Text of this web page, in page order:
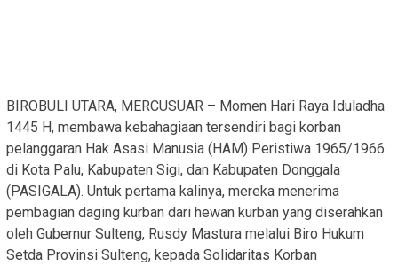
BIROBULI UTARA, MERCUSUAR – Momen Hari Raya Iduladha
1445 H, membawa kebahagiaan tersendiri bagi korban
pelanggaran Hak Asasi Manusia (HAM) Peristiwa 1965/1966
di Kota Palu, Kabupaten Sigi, dan Kabupaten Donggala
(PASIGALA). Untuk pertama kalinya, mereka menerima
pembagian daging kurban dari hewan kurban yang diserahkan
oleh Gubernur Sulteng, Rusdy Mastura melalui Biro Hukum
Setda Provinsi Sulteng, kepada Solidaritas Korban